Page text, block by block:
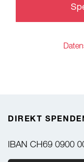
DIREKT
IBAN CH69 0900